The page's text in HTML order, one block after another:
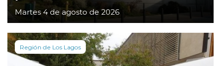
Martes 4 de agosto de 2026
Región de Los Lagos